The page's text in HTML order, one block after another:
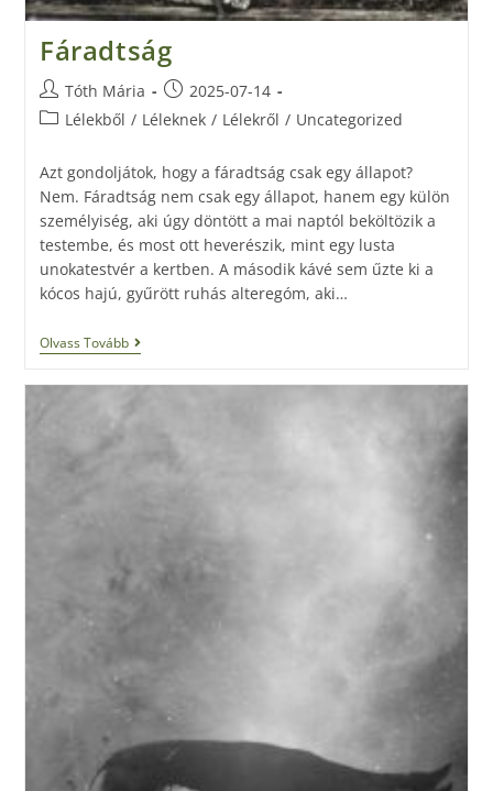
Fáradtság
Tóth Mária
2025-07-14
Lélekből / Léleknek / Lélekről / Uncategorized
Azt gondoljátok, hogy a fáradtság csak egy állapot?
Nem. Fáradtság nem csak egy állapot, hanem egy külön
személyiség, aki úgy döntött a mai naptól beköltözik a
testembe, és most ott heverészik, mint egy lusta
unokatestvér a kertben. A második kávé sem űzte ki a
kócos hajú, gyűrött ruhás alteregóm, aki…
Olvass Tovább